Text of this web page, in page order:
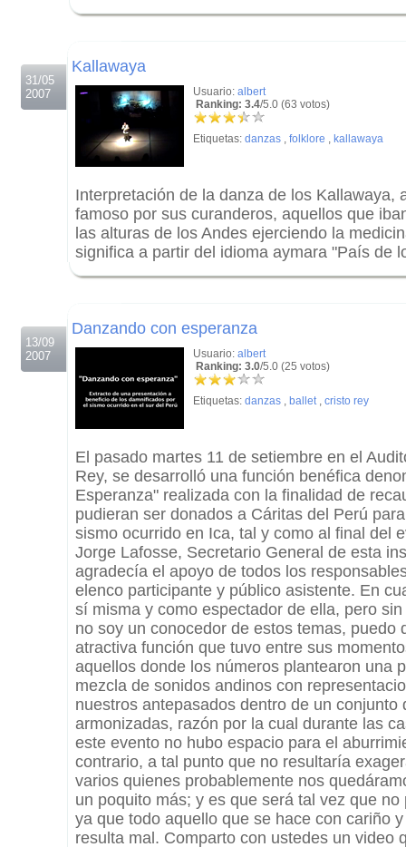
31/05
2007
Kallawaya
Usuario: albert
Ranking: 3.4/5.0 (63 votos)
Etiquetas: danzas , folklore , kallawaya
Interpretación de la danza de los Kallawaya,
famoso por sus curanderos, aquellos que
las alturas de los Andes ejerciendo la
significa a partir del idioma aymara "País de
13/09
2007
Danzando con esperanza
Usuario: albert
Ranking: 3.0/5.0 (25 votos)
Etiquetas: danzas , ballet, cristo rey
El pasado martes 11 de setiembre en el
Rey, se desarrolló una función benéfica
Esperanza" realizada con la finalidad de
pudieran ser donados a Cáritas del Perú
sismo ocurrido en Ica, tal y como al final del
Jorge Lafosse, Secretario General de esta
agradecía el apoyo de todos los
elenco participante y público asistente. En
sí misma y como espectador de ella, pero
no soy un conocedor de estos temas, puedo
atractiva función que tuvo entre sus
aquellos donde los números plantearon una
mezcla de sonidos andinos con
nuestros antepasados dentro de un
armonizadas, razón por la cual durante las
este evento no hubo espacio para el
contrario, a tal punto que no resultaría
varios quienes probablemente nos
un poquito más; y es que será tal vez que
ya que todo aquello que se hace con cariño
resulta mal. Comparto con ustedes un video